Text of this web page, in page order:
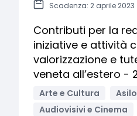
Scadenza: 2 aprile 2023
Contributi per la
iniziative e attività
valorizzazione e
veneta all’estero -
Arte e Cultura
Audiovisivi e Cinema